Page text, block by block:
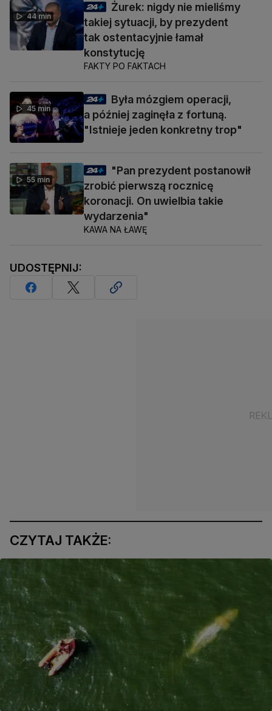
44 min
Żurek: nigdy nie mieliśmy
takiej sytuacji, by prezydent
tak ostentacyjnie łamał
konstytucję
FAKTY PO FAKTACH
45 min
Była mózgiem operacji,
a później zaginęła z fortuną.
"Istnieje jeden konkretny trop"
55 min
"Pan prezydent postanowił
zrobić pierwszą rocznicę
koronacji. On uwielbia takie
wydarzenia"
KAWA NA ŁAWĘ
UDOSTĘPNIJ:
CZYTAJ TAKŻE: